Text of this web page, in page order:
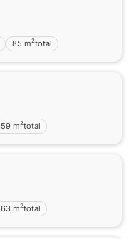
85 m2total
59 m2total
63 m2total